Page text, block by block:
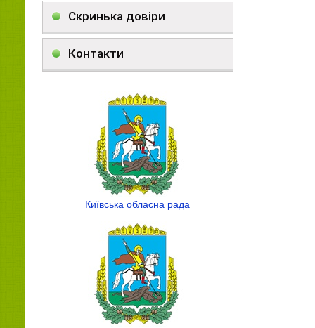
Скринька довіри
Контакти
Київська обласна рада